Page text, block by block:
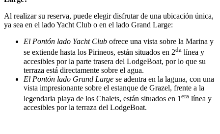
Al realizar su reserva, puede elegir disfrutar de una ubicación única,
ya sea en el lado Yacht Club o en el lado Grand Large:
El Pontón lado Yacht Club ofrece una vista sobre la Marina y
se extiende hasta los Pirineos, están situados en 2da línea y
accesibles por la parte trasera del LodgeBoat, por lo que su
terraza está directamente sobre el agua.
El Pontón lado Grand Large se adentra en la laguna, con una
vista impresionante sobre el estanque de Grazel, frente a la
legendaria playa de los Chalets, están situados en 1 era línea y
accesibles por la terraza del LodgeBoat.